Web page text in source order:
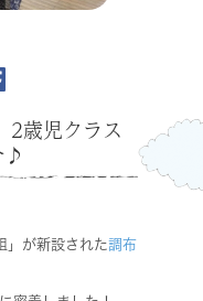
2歳児クラス
♪
」が新設された調布